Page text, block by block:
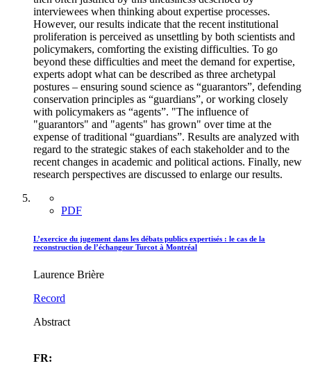
interviewees when thinking about expertise processes.
However, our results indicate that the recent institutional
proliferation is perceived as unsettling by both scientists and
policymakers, comforting the existing difficulties. To go
beyond these difficulties and meet the demand for expertise,
experts adopt what can be described as three archetypal
postures – ensuring sound science as “guarantors”, defending
conservation principles as “guardians”, or working closely
with policymakers as “agents”. "The influence of
"guarantors" and "agents" has grown" over time at the
expense of traditional “guardians”. Results are analyzed with
regard to the strategic stakes of each stakeholder and to the
recent changes in academic and political actions. Finally, new
research perspectives are discussed to enlarge our results.
PDF
L’exercice du jugement dans les débats publics expertisés : le cas de la
reconstruction de l’échangeur Turcot à Montréal
Laurence Brière
Record
Abstract
FR: